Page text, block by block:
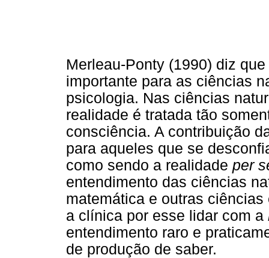
Merleau-Ponty (1990) diz
importante para as ciências
psicologia. Nas ciências
realidade é tratada tão
consciência. A contribuição
para aqueles que se
como sendo a realidade per
entendimento das ciências
matemática e outras
a clínica por esse lidar com a
entendimento raro e
de produção de saber.